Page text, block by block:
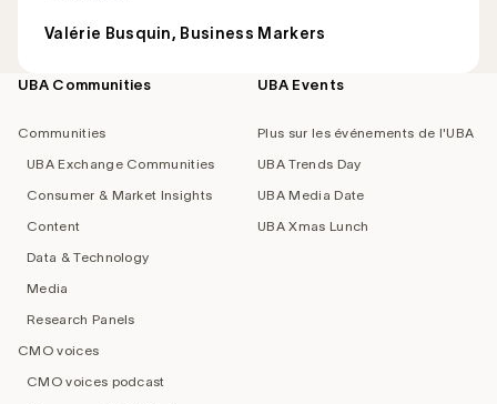
Valérie Busquin, Business Markers
Footer
UBA Communities
Communities
UBA Exchange Communities
Consumer & Market Insights
Content
Data & Technology
Media
Research Panels
CMO voices
CMO voices podcast
UBA Events
Plus sur les événements de l'UBA
UBA Trends Day
UBA Media Date
UBA Xmas Lunch